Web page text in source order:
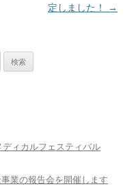
定しました！
→
ィカルフェスティバル
業の報告会を開催します